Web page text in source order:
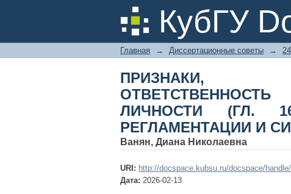
КубГУ
ПРИЗНАКИ,
ПРОТИВ ЛИЧНОСТИ
СИСТЕМАТИЗАЦИИ
Главная → Диссертационные советы →
ПРИЗНАКИ,
ЛИЧНОСТИ (ГЛ.
РЕГЛАМЕНТАЦИИ И
Ванян, Диана Николаевна
URI: http://docspace.kubsu.ru/docspace/
Дата: 2026-02-13